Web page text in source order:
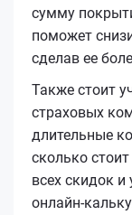
сумму
поможет
сделав ее
Также стоит
страховых
длительные
сколько
всех скидок
онлайн-